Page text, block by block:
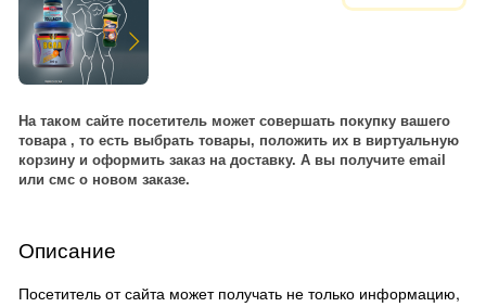
На таком сайте посетитель может совершать покупку вашего
товара , то есть выбрать товары, положить их в виртуальную
корзину и оформить заказ на доставку. А вы получите email
или смс о новом заказе.
Описание
Посетитель от сайта может получать не только информацию,